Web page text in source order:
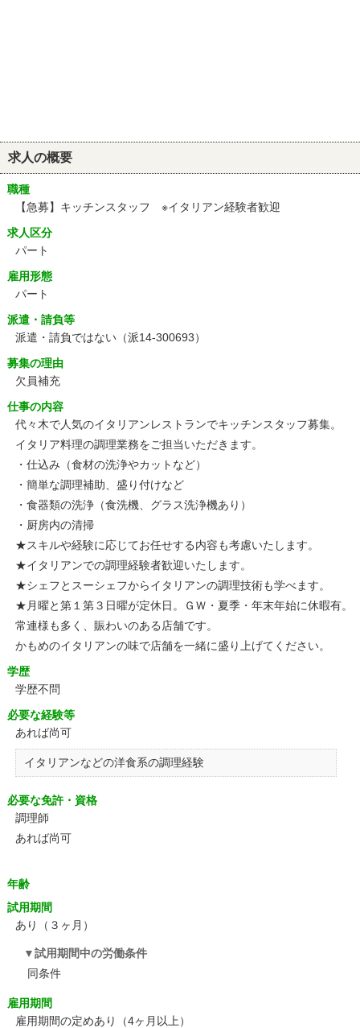
求人の概要
職種
【急募】キッチンスタッフ ※イタリアン経験者歓迎
求人区分
パート
雇用形態
パート
派遣・請負等
派遣・請負ではない（派14-300693）
募集の理由
欠員補充
仕事の内容
代々木で人気のイタリアンレストランでキッチンスタッフ募集。
イタリア料理の調理業務をご担当いただきます。
・仕込み（食材の洗浄やカットなど）
・簡単な調理補助、盛り付けなど
・食器類の洗浄（食洗機、グラス洗浄機あり）
・厨房内の清掃
★スキルや経験に応じてお任せする内容も考慮いたします。
★イタリアンでの調理経験者歓迎いたします。
★シェフとスーシェフからイタリアンの調理技術も学べます。
★月曜と第１第３日曜が定休日。ＧＷ・夏季・年末年始に休暇有。
常連様も多く、賑わいのある店舗です。
かもめのイタリアンの味で店舗を一緒に盛り上げてください。
学歴
学歴不問
必要な経験等
あれば尚可
イタリアンなどの洋食系の調理経験
必要な免許・資格
調理師
あれば尚可
年齢
試用期間
あり（３ヶ月）
試用期間中の労働条件
同条件
雇用期間
雇用期間の定めあり（4ヶ月以上）